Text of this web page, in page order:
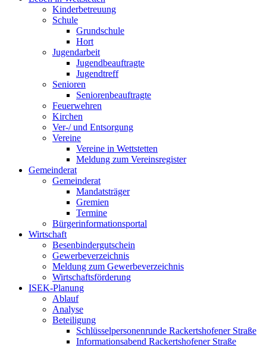
Kinderbetreuung
Schule
Grundschule
Hort
Jugendarbeit
Jugendbeauftragte
Jugendtreff
Senioren
Seniorenbeauftragte
Feuerwehren
Kirchen
Ver-/ und Entsorgung
Vereine
Vereine in Wettstetten
Meldung zum Vereinsregister
Gemeinderat
Gemeinderat
Mandatsträger
Gremien
Termine
Bürgerinformationsportal
Wirtschaft
Besenbindergutschein
Gewerbeverzeichnis
Meldung zum Gewerbeverzeichnis
Wirtschaftsförderung
ISEK-Planung
Ablauf
Analyse
Beteiligung
Schlüsselpersonenrunde Rackertshofener Straße
Informationsabend Rackertshofener Straße